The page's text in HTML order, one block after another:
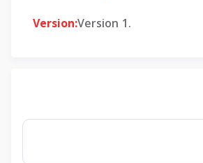
Version:Version 1.